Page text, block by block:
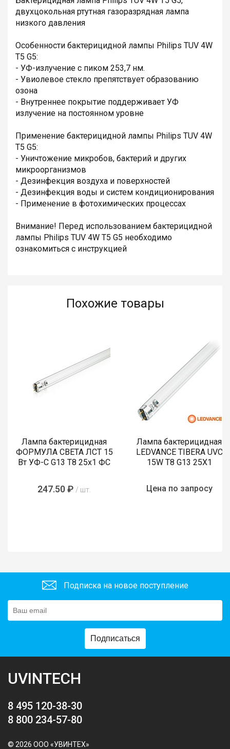
двухцокольная ртутная газоразрядная лампа
низкого давления
Особенности бактерицидной лампы Philips TUV 4W
T5 G5:
- УФ-излучение с пиком 253,7 нм.
- Увиолевое стекло препятствует образованию
озона
- Внутреннее покрытие поддерживает УФ
излучение на постоянном уровне
Применение бактерицидной лампы Philips TUV 4W
T5 G5:
- Уничтожение микробов, бактерий и других
микроорганизмов
- Дезинфекция воздуха и поверхностей
- Дезинфекция воды и систем кондиционирования
- Применение в фотохимических процессах
Внимание! Перед использованием бактерицидной
лампы Philips TUV 4W T5 G5 необходимо
ознакомиться с инструкцией
Похожие товары
Лампа бактерицидная
ФОРМУЛА СВЕТА ЛСТ 15
Вт УФ-С G13 T8 25х1 ФС
247.50 ₽ / шт.
Лампа бактерицидная
LEDVANCE TIBERA UVC
15W T8 G13 25X1
Цена по запросу
Подписка на новое поступление
Подписаться
UVINTECH
8 495 120-38-30
8 800 234-57-80
© 2026 ООО «УВИНТЕХ»